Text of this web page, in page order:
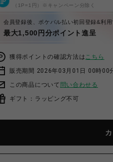
（1P=1円）※キャンペーン分除く
会員登録後、ポケパル払い初回登録&利用
最大1,500円分ポイント進呈
獲得ポイントの確認方法はこちら
販売期間 2026年03月01日 00時00
この商品について 問い合わせる
ギフト：ラッピング不可